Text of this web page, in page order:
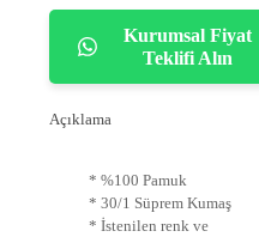
Kurumsal Fiyat
Teklifi Alın
Açıklama
* %100 Pamuk
* 30/1 Süprem Kumaş
* İstenilen renk ve